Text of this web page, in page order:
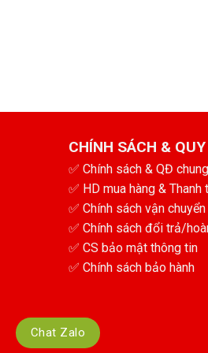
CHÍNH SÁCH &
✅ Chính sách & QĐ chung
✅ HD mua hàng & Thanh
✅ Chính sách vận chuyển
✅ Chính sách đổi trả/
✅ CS bảo mật thông tin
✅ Chính sách bảo hành
Chat Zalo